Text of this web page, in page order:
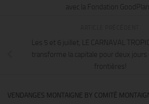
avec la Fondation
Les 5 et 6 juillet, LE CARNAVAL
transforme la capitale pour deux
frontières!
VENDANGES MONTAIGNE BY COMITÉ